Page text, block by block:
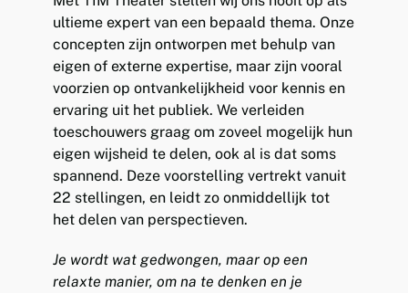
ultieme expert van een bepaald thema. Onze
concepten zijn ontworpen met behulp van
eigen of externe expertise, maar zijn vooral
voorzien op ontvankelijkheid voor kennis en
ervaring uit het publiek. We verleiden
toeschouwers graag om zoveel mogelijk hun
eigen wijsheid te delen, ook al is dat soms
spannend. Deze voorstelling vertrekt vanuit
22 stellingen, en leidt zo onmiddellijk tot
het delen van perspectieven.
Je wordt wat gedwongen, maar op een
relaxte manier, om na te denken en je